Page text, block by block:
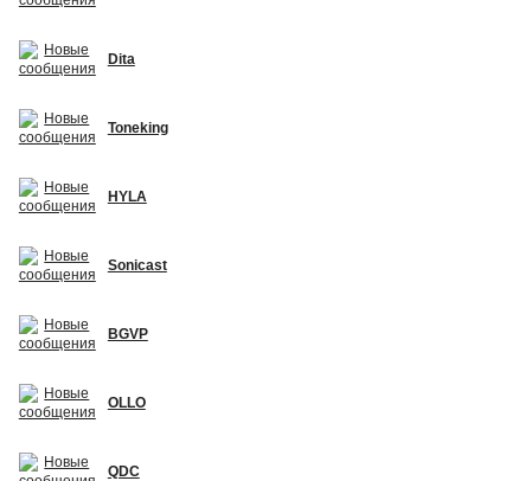
Dita
Toneking
HYLA
Sonicast
BGVP
OLLO
QDC